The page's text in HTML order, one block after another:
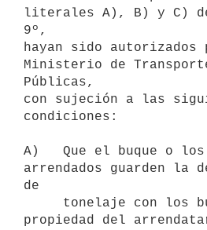
literales A), B) y C)
9º,
hayan sido autorizados
Ministerio de
Públicas,
con sujeción a las
condiciones:
A)   Que el buque o los
arrendados guarden la
de
propiedad del